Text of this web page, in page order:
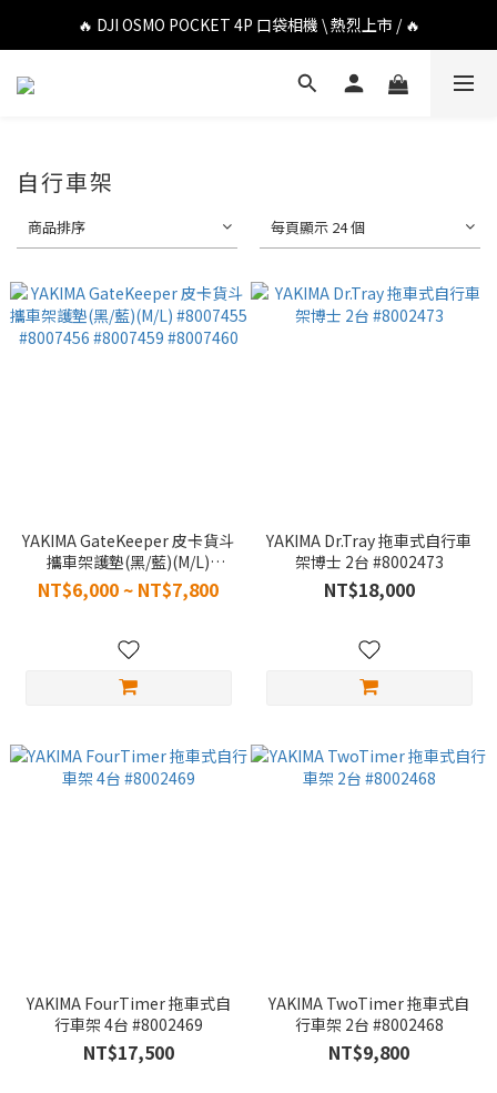
🔥 DJI OSMO POCKET 4P 口袋相機 \ 熱烈上市 / 🔥
🔥 DJI OSMO POCKET 4P 口袋相機 \ 熱烈上市 / 🔥
🔥 Insta360 Luna Ultra 雲台相機 \ 熱烈上市 / 🔥
🔥 DJI OSMO POCKET 4P 口袋相機 \ 熱烈上市 / 🔥
自行車架
商品排序 每頁顯示 24 個
YAKIMA GateKeeper 皮卡貨斗
攜車架護墊(黑/藍)(M/L)
#8007455 #8007456
#8007459 #8007460
NT$6,000 ~ NT$7,800
YAKIMA Dr.Tray 拖車式自行車
架博士 2台 #8002473
NT$18,000
YAKIMA FourTimer 拖車式自
行車架 4台 #8002469
NT$17,500
YAKIMA TwoTimer 拖車式自
行車架 2台 #8002468
NT$9,800